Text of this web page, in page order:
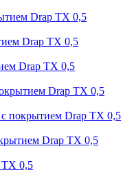
Drap TX 0,5
Drap TX 0,5
Drap TX 0,5
Drap TX 0,5
покрытием Drap TX 0,5
Drap TX 0,5
0,5